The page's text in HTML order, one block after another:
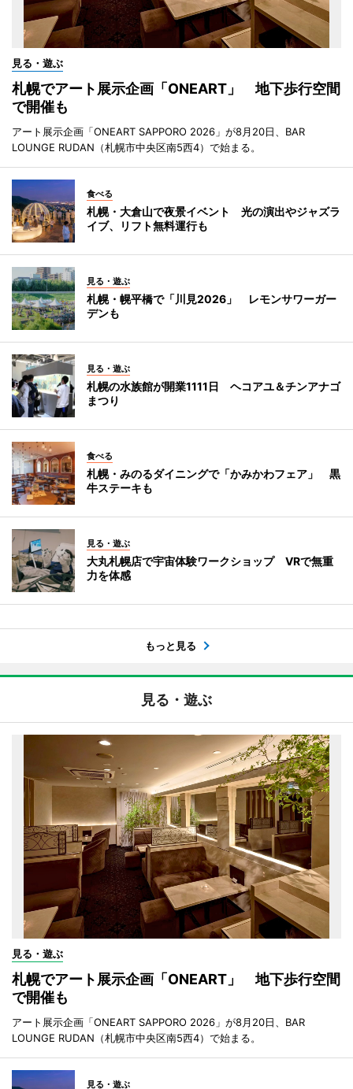
見る・遊ぶ
札幌でアート展示企画「ONEART」 地下歩行空間
で開催も
アート展示企画「ONEART SAPPORO 2026」が8月20日、BAR
LOUNGE RUDAN（札幌市中央区南5西4）で始まる。
食べる
札幌・大倉山で夜景イベント 光の演出やジャズラ
イブ、リフト無料運行も
見る・遊ぶ
札幌・幌平橋で「川見2026」 レモンサワーガー
デンも
見る・遊ぶ
札幌の水族館が開業1111日 ヘコアユ＆チンアナゴ
まつり
食べる
札幌・みのるダイニングで「かみかわフェア」 黒
牛ステーキも
見る・遊ぶ
大丸札幌店で宇宙体験ワークショップ VRで無重
力を体感
もっと見る
見る・遊ぶ
見る・遊ぶ
札幌でアート展示企画「ONEART」 地下歩行空間
で開催も
アート展示企画「ONEART SAPPORO 2026」が8月20日、BAR
LOUNGE RUDAN（札幌市中央区南5西4）で始まる。
見る・遊ぶ